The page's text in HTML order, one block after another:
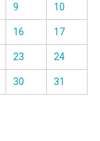
9 10
16 17
23 24
30 31